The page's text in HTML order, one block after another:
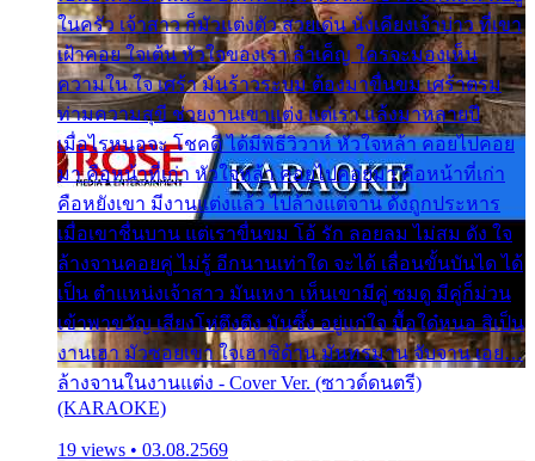
ในครัว เจ้าสาว ก็มัวแต่งตัว สวยเด่น นั่งเคียงเจ้าบ่าว ที่เขา
เฝ้าคอย ใจเต้น หัวใจของเรา ลำเค็ญ ใครจะมองเห็น
ความใน ใจ เศร้า มันร้าวระบม ต้องมาขื่นขม เศร้าตรม
ท่ามความสุขี ช่วยงานเขาแต่ง แต่เรา แล้งมาหลายปี
เมื่อไรหนอจะ โชคดี ได้มีพิธีวิวาห์ หัวใจหล้า คอยไปคอย
มา คือหน้าที่เก่า หัวใจหล้า คอยไปคอยมา คือหน้าที่เก่า
คือหยังเขา มีงานแต่งแล้ว ไปล้างแต่จาน ดั่งถูกประหาร
เมื่อเขาชื่นบาน แต่เราขื่นขม โอ้ รัก ลอยลม ไม่สม ดัง ใจ
ล้างจานคอยคู่ ไม่รู้ อีกนานเท่าใด จะได้ เลื่อนขั้นบันได ได้
เป็น ตำแหน่งเจ้าสาว มันเหงา เห็นเขามีคู่ ซมดู มีคู่ก็ม่วน
เข้าพาขวัญ เสียงโห่ตึงตึง มันซึ้ง อยู่แก่ใจ มื้อใด๋หนอ สิเป็น
งานเฮา มัวซอยเขา ใจเฮาซิด้าน มันทรมาน จับจาน เอย…
ล้างจานในงานแต่ง - Cover Ver. (ซาวด์ดนตรี)
(KARAOKE)
19 views • 03.08.2569